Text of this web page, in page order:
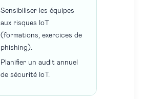
Sensibiliser les équipes
aux risques IoT
(formations, exercices de
phishing).
Planifier un audit annuel
de sécurité IoT.